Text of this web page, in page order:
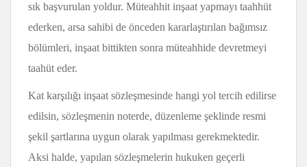
sık başvurulan yoldur. Müteahhit inşaat yapmayı taahhüt
ederken, arsa sahibi de önceden kararlaştırılan bağımsız
bölümleri, inşaat bittikten sonra müteahhide devretmeyi
taahüt eder.
Kat karşılığı inşaat sözleşmesinde hangi yol tercih edilirse
edilsin, sözleşmenin noterde, düzenleme şeklinde resmi
şekil şartlarına uygun olarak yapılması gerekmektedir.
Aksi halde, yapılan sözleşmelerin hukuken geçerli